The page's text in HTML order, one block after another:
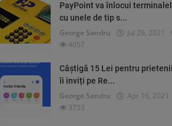
PayPoint va înlocui
cu unele de tip s...
George Sandru Jul 29, 2021
4057
Câștigă 15 Lei pentru
îi inviți pe Re...
George Sandru Apr 16, 2021
3753